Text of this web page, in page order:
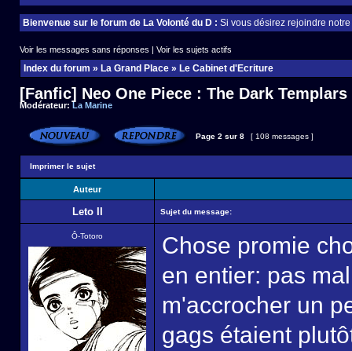
Bienvenue sur le forum de La Volonté du D : Si vous désirez rejoindre
Voir les messages sans réponses | Voir les sujets actifs
Index du forum » La Grand Place » Le Cabinet d'Ecriture
[Fanfic] Neo One Piece : The Dark
Modérateur:La Marine
Page 2 sur 8 [ 108 messages ]
Imprimer le sujet
Auteur
Leto II Sujet du message:
Ô-Totoro
Chose promie
en entier: pas
m'accrocher un
gags étaient